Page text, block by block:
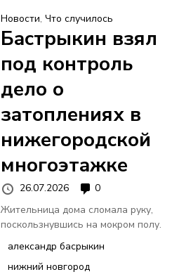
Новости, Что случилось
Бастрыкин взял
под контроль
дело о
затоплениях в
нижегородской
многоэтажке
26.07.2026
0
Жительница дома сломала руку,
поскользнувшись на мокром полу.
александр басрыкин
нижний новгород